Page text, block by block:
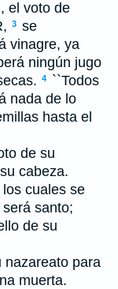
el voto de
, 3 se
vinagre, ya
ningún jugo
4
``Todos
nada de lo
hasta el
de su
cabeza.
cuales se
será santo;
de su
nazareato para
muerta.